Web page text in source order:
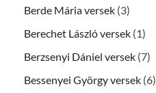
Berde Mária versek (3)
Berechet László versek (1)
Berzsenyi Dániel versek (7)
Bessenyei György versek (6)